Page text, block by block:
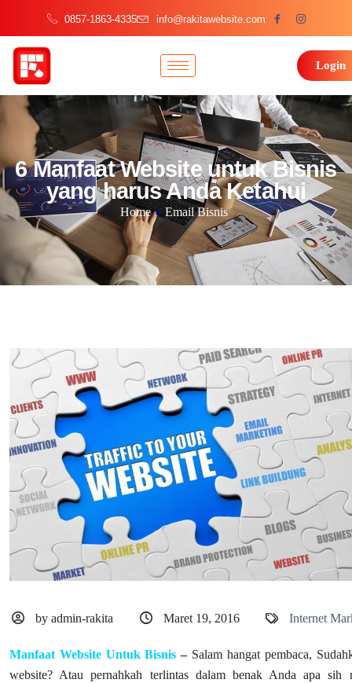
0857-1863-4335 info@rakitawebsite.com
Login
6 Manfaat Website untuk Bisnis
yang harus Anda Ketahui
Home » Email Bisnis
by admin-rakita Maret 19, 2016 Internet
Manfaat Website Untuk Bisnis –Salam hangat pembaca,
website? Atau pernahkah terlintas dalam benak Anda apa sih